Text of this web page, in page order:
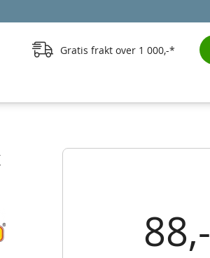
88,-
Gratis frakt over 1 000,-